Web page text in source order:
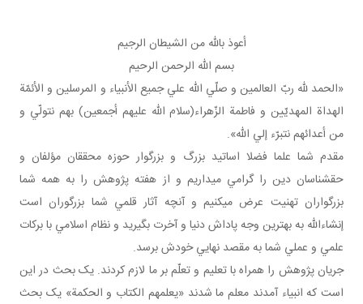
أعوذ بالله من الشيطان الرجيم
بسم الله الرحمن الرحيم
«الحمد لله ربّ العالمين و صلّي الله علي جميع الأنبياء و المرسلين و الأئمّة
الهداة المهديّين و فاطمة الزّهراء(سلام الله عليهم أجمعين) بهم نتولّي و
من أعدائهم نتبرّء إلي الله».
مقدم شما علما فضلا اساتيد بزرگ و بزرگوار حوزه محققان مؤلفان و
حق شناسان دين را گرامي مي داريم و از هفته پژوهش را به همه شما
بزرگواران تهنيت عرض مي کنيم و آنچه آثار قلمي شما بزرگوران است
إن شاءالله به بهترين وجه پاداش دنيا و آخرت بگيريد و نظام اسلامي با برکات
علمي و عملي شما به مقصد نهايي خودش برسد.
جريان پژوهش را همراه با تعليم و تعلّم بر ما لازم کردند. يک بحث در اين
است که انبياء آمدند معلم ما شدند «يعلمهم الکتاب و الحکمة» يک بحث